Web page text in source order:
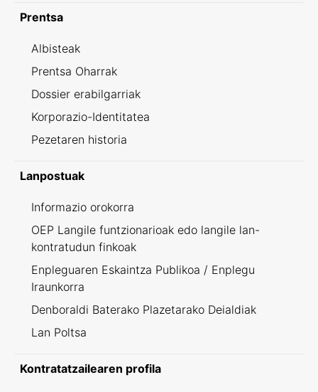
Prentsa
Albisteak
Prentsa Oharrak
Dossier erabilgarriak
Korporazio-Identitatea
Pezetaren historia
Lanpostuak
Informazio orokorra
OEP Langile funtzionarioak edo langile lan-
kontratudun finkoak
Enpleguaren Eskaintza Publikoa / Enplegu
Iraunkorra
Denboraldi Baterako Plazetarako Deialdiak
Lan Poltsa
Kontratatzailearen profila